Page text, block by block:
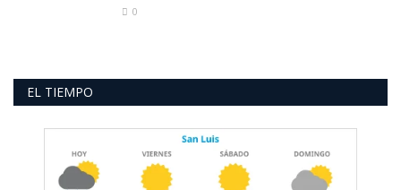
0
EL TIEMPO